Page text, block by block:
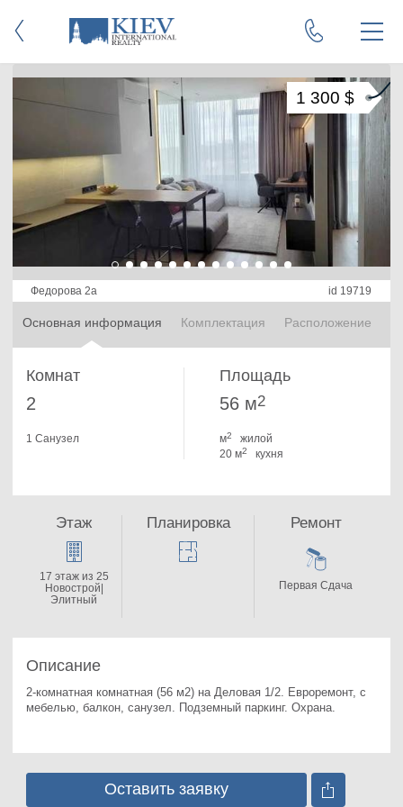
Федорова 2а id 19719
Основная информация Комплектация Расположение
1 300 $
Комнат
2
1 Санузел
Площадь
56 м2
м2
жилой
20 м2 кухня
Описание
2-комнатная комнатная (56 м2) на Деловая 1/2. Евроремонт, с
мебелью, балкон, санузел. Подземный паркинг. Охрана.
Этаж
17 этаж из 25
Новострой|
Элитный
Планировка Ремонт
Первая Сдача
Оставить заявку